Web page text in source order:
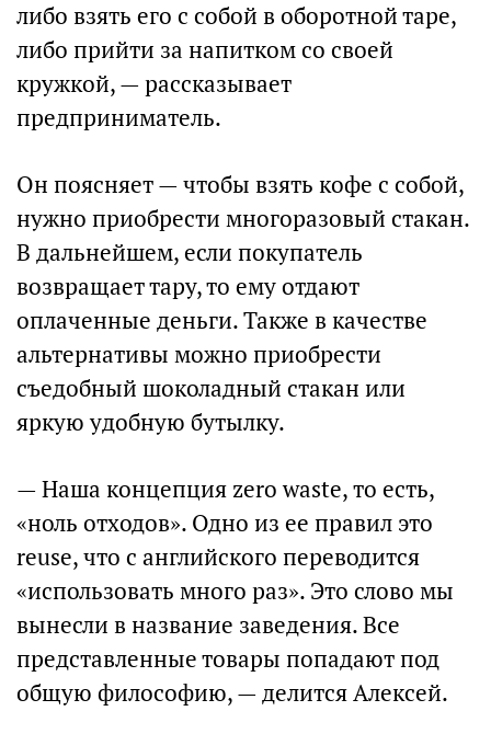
либо взять его с собой в оборотной таре,
либо прийти за напитком со своей
кружкой, — рассказывает
предприниматель.
Он поясняет — чтобы взять кофе с собой,
нужно приобрести многоразовый стакан.
В дальнейшем, если покупатель
возвращает тару, то ему отдают
оплаченные деньги. Также в качестве
альтернативы можно приобрести
съедобный шоколадный стакан или
яркую удобную бутылку.
— Наша концепция zero waste, то есть,
«ноль отходов». Одно из ее правил это
reuse, что с английского переводится
«использовать много раз». Это слово мы
вынесли в название заведения. Все
представленные товары попадают под
общую философию, — делится Алексей.